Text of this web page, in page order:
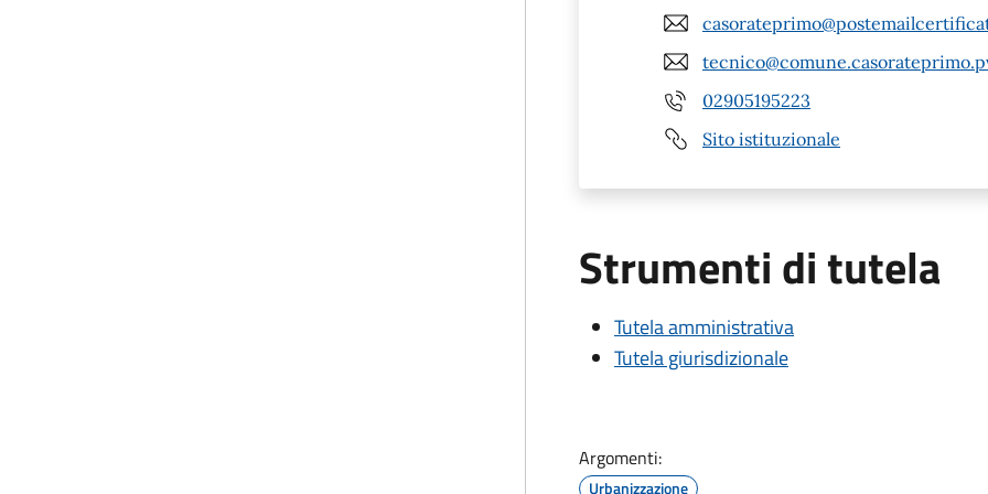
02905195223
Sito istituzionale
Strumenti di tutela
Tutela amministrativa
Tutela giurisdizionale
Argomenti:
Urbanizzazione